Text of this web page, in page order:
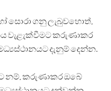
සොරා ගනු ලැබුවහොත්,
වැළැක්වීමට කරුණාකර
මධ්‍යස්ථානයට දැනුම් දෙන්න.
නම්, කරුණාකර ඔබේ